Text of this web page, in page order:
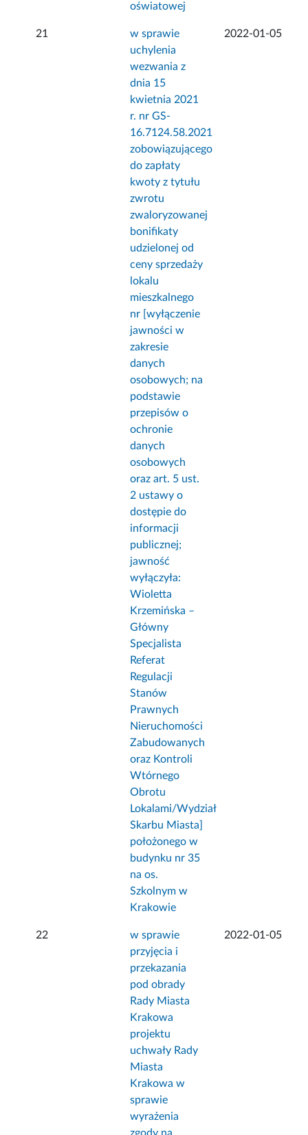
oświatowej
21
w sprawie
uchylenia
wezwania z
dnia 15
kwietnia 2021
r. nr GS-
16.7124.58.2021
zobowiązującego
do zapłaty
kwoty z tytułu
zwrotu
zwaloryzowanej
bonifikaty
udzielonej od
ceny sprzedaży
lokalu
mieszkalnego
nr [wyłączenie
jawności w
zakresie
danych
osobowych; na
podstawie
przepisów o
ochronie
danych
osobowych
oraz art. 5 ust.
2 ustawy o
dostępie do
informacji
publicznej;
jawność
wyłączyła:
Wioletta
Krzemińska –
Główny
Specjalista
Referat
Regulacji
Stanów
Prawnych
Nieruchomości
Zabudowanych
oraz Kontroli
Wtórnego
Obrotu
Lokalami/Wydział
Skarbu Miasta]
położonego w
budynku nr 35
na os.
Szkolnym w
Krakowie
2022-01-05
22
w sprawie
przyjęcia i
przekazania
pod obrady
Rady Miasta
Krakowa
projektu
uchwały Rady
Miasta
Krakowa w
sprawie
wyrażenia
2022-01-05